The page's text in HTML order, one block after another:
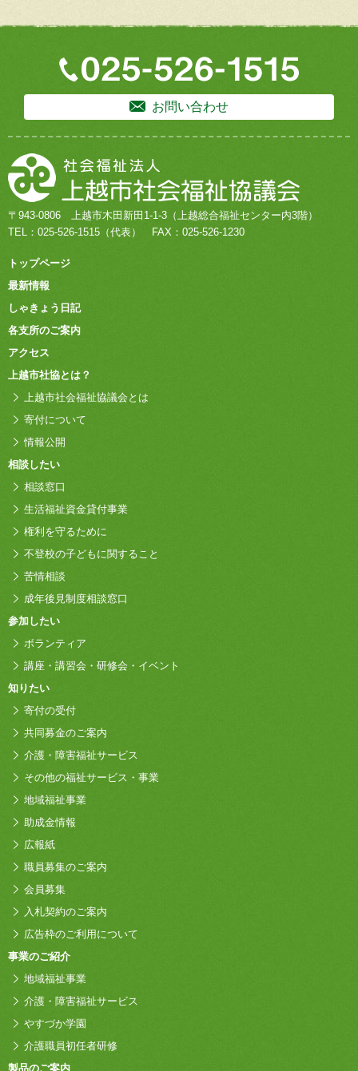
お問い合わせ
〒943-0806 上越市木田新田1-1-3 （上越総合福祉センター内3階）
TEL： 025-526-1515 （代表） FAX：025-526-1230
トップページ
最新情報
しゃきょう日記
各支所のご案内
アクセス
上越市社協とは？
上越市社会福祉協議会とは
寄付について
情報公開
相談したい
相談窓口
生活福祉資金貸付事業
権利を守るために
不登校の子どもに関すること
苦情相談
成年後見制度相談窓口
参加したい
ボランティア
講座・講習会・研修会・イベント
知りたい
寄付の受付
共同募金のご案内
介護・障害福祉サービス
その他の福祉サービス・事業
地域福祉事業
助成金情報
広報紙
職員募集のご案内
会員募集
入札契約のご案内
広告枠のご利用について
事業のご紹介
地域福祉事業
介護・障害福祉サービス
やすづか学園
介護職員初任者研修
製品のご案内